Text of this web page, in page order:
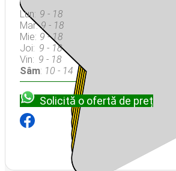
Lun: 9 - 18
Mar:9 - 18
Mie: 9 - 18
Joi: 9 - 18
Vin: 9 - 18
Sâm: 10 - 14
Solicită o ofertă de preț